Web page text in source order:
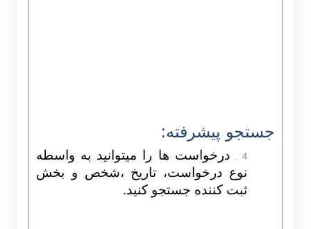
جستجو پیشرفته:
4 .
درخواست ها را میتوانید به واسطه
نوع درخواست، تاریخ ،شخص و بخش
ثبت کننده جستجو کنید.